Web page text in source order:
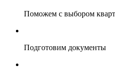
Поможем с выбором
Подготовим документы